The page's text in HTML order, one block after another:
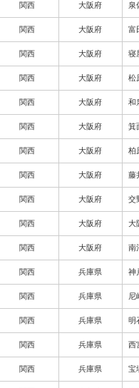
関西 大阪府 泉
関西 大阪府 富
関西 大阪府 寝
関西 大阪府 松
関西 大阪府 和
関西 大阪府 箕
関西 大阪府 柏
関西 大阪府 藤
関西 大阪府 交
関西 大阪府 大
関西 大阪府 南
関西 兵庫県 神
関西 兵庫県 尼
関西 兵庫県 明
関西 兵庫県 西
関西 兵庫県 宝